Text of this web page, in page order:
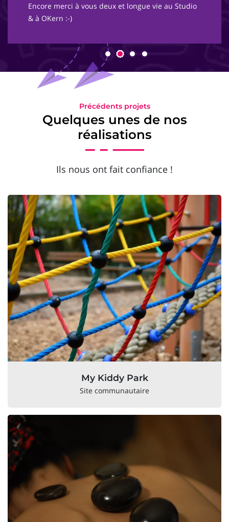
Encore merci à vous deux et longue vie au Studio
& à OKern :-)
Précédents projets
Quelques unes de nos
réalisations
Ils nous ont fait confiance !
My Kiddy Park
Site communautaire